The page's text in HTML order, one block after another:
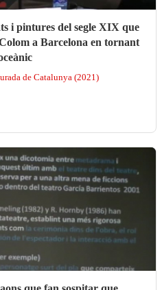
i pintures del segle XIX que
a Barcelona en tornant
de Catalunya (2021)